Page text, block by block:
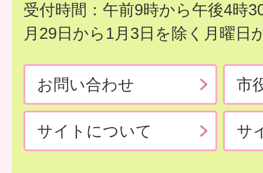
受付時間：午前9時から午後4時
月29日から1月3日を除く月曜日
お問い合わせ 市
サイトについて サ